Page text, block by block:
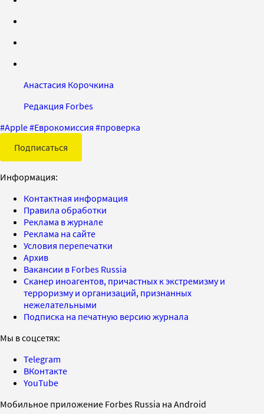
Анастасия Корочкина
Редакция Forbes
#Apple#Еврокомиссия #проверка
Подписаться
Информация:
Контактная информация
Правила обработки
Реклама в журнале
Реклама на сайте
Условия перепечатки
Архив
Вакансии в Forbes Russia
Сканер иноагентов, причастных к экстремизму и
терроризму и организаций, признанных
нежелательными
Подписка на печатную версию журнала
Мы в соцсетях:
Telegram
ВКонтакте
YouTube
Мобильное приложение Forbes Russia на Android